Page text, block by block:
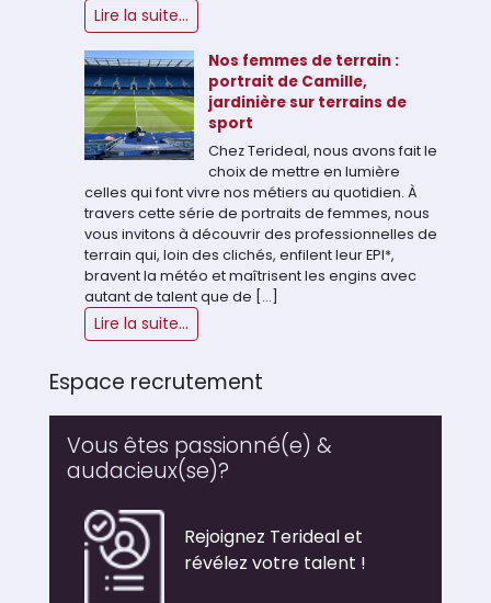
Lire la suite...
Nos femmes de terrain :
portrait de Camille,
jardinière sur terrains de
sport
Chez Terideal, nous avons fait le
choix de mettre en lumière
celles qui font vivre nos métiers au quotidien. À
travers cette série de portraits de femmes, nous
vous invitons à découvrir des professionnelles de
terrain qui, loin des clichés, enfilent leur EPI*,
bravent la météo et maîtrisent les engins avec
autant de talent que de […]
Lire la suite...
Espace recrutement
Vous êtes passionné(e) &
audacieux(se)?
Rejoignez Terideal et
révélez votre talent !